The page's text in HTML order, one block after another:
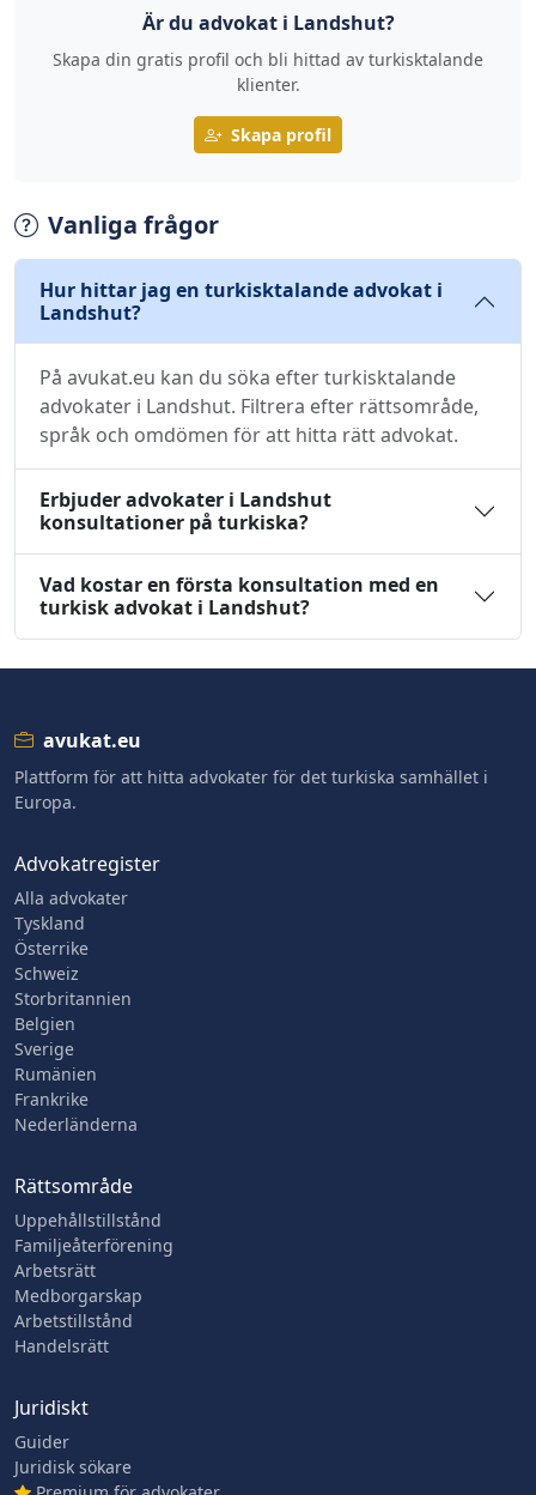
Är du advokat i Landshut?
Skapa din gratis profil och bli hittad av turkisktalande
klienter.
Skapa profil
Vanliga frågor
Hur hittar jag en turkisktalande advokat i
Landshut?
På avukat.eu kan du söka efter turkisktalande
advokater i Landshut. Filtrera efter rättsområde,
språk och omdömen för att hitta rätt advokat.
Erbjuder advokater i Landshut
konsultationer på turkiska?
Vad kostar en första konsultation med en
turkisk advokat i Landshut?
avukat.eu
Plattform för att hitta advokater för det turkiska samhället i
Europa.
Advokatregister
Alla advokater
Tyskland
Österrike
Schweiz
Storbritannien
Belgien
Sverige
Rumänien
Frankrike
Nederländerna
Rättsområde
Uppehållstillstånd
Familjeåterförening
Arbetsrätt
Medborgarskap
Arbetstillstånd
Handelsrätt
Juridiskt
Guider
Juridisk sökare